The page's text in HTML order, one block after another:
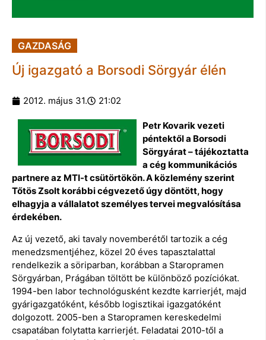
GAZDASÁG
Új igazgató a Borsodi Sörgyár élén
2012. május 31. 21:02
Petr Kovarik vezeti
péntektől a Borsodi
Sörgyárat – tájékoztatta
a cég kommunikációs
partnere az MTI-t csütörtökön. A közlemény szerint
Tőtös Zsolt korábbi cégvezető úgy döntött, hogy
elhagyja a vállalatot személyes tervei megvalósítása
érdekében.
Az új vezető, aki tavaly novemberétől tartozik a cég
menedzsmentjéhez, közel 20 éves tapasztalattal
rendelkezik a söriparban, korábban a Staropramen
Sörgyárban, Prágában töltött be különböző pozíciókat.
1994-ben labor technológusként kezdte karrierjét, majd
gyárigazgatóként, később logisztikai igazgatóként
dolgozott. 2005-ben a Staropramen kereskedelmi
csapatában folytatta karrierjét. Feladatai 2010-től a